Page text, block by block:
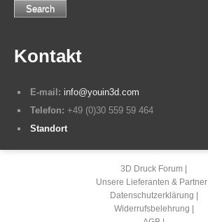
Search
Kontakt
E-mail: info@youin3d.com
Telefon: +49 (0)30 559 59 464
Standort
3D Druck Forum
Unsere Lieferanten & Partner
Datenschutzerklärung
Widerrufsbelehrung